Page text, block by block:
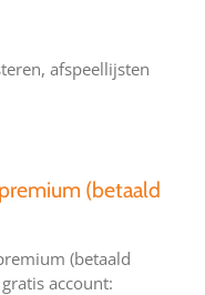
afspeellijsten
(betaald
(betaald
account: